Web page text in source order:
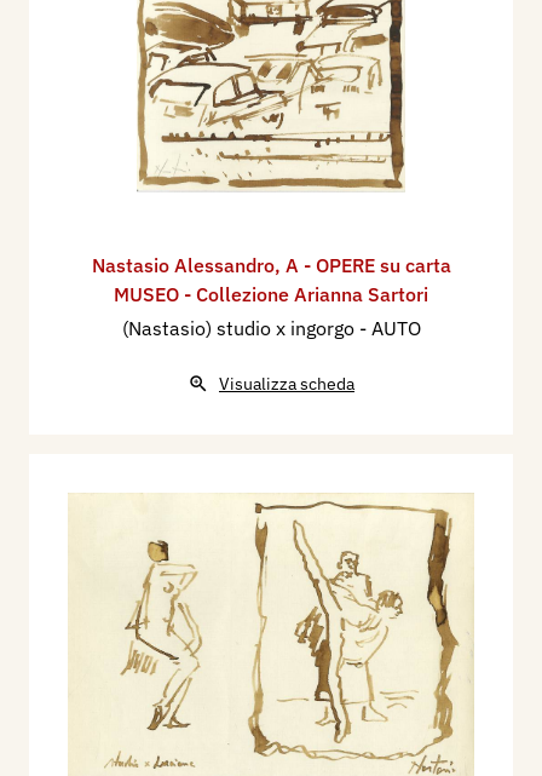
Nastasio Alessandro, A - OPERE su carta
MUSEO - Collezione Arianna Sartori
(Nastasio) studio x ingorgo - AUTO
Visualizza scheda